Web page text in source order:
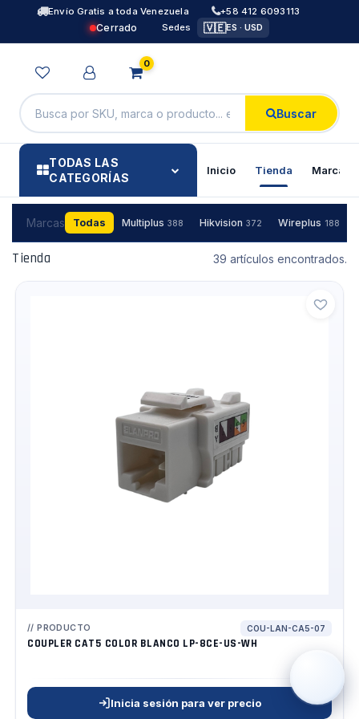
Envío Gratis a toda Venezuela +58 412 6093113
Cerrado Sedes 🇻🇪ES · USD
Buscar
0
TODAS LAS
CATEGORÍAS
Inicio Tienda Marcas
Marcas Todas Multiplus 388 Hikvision 372 Wireplus 188
Tienda 39 artículos encontrados.
PRODUCTO COU-LAN-CA5-07
COUPLER CAT5 COLOR BLANCO LP-8CE-US-WH
Inicia sesión para ver precio